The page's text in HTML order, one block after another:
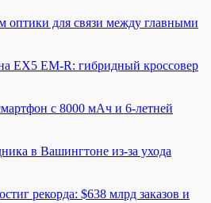
оптики для связи между главными
EX5 EM-R: гибридный кроссовер
с 8000 мАч и 6-летней
в Вашингтоне из-за ухода
рекорда: $638 млрд заказов и